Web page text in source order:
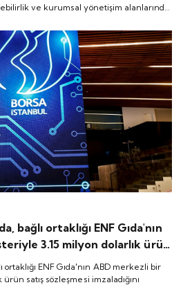
girdiğini belirtti.
ve kurumsal yönetişim alanlarında
bağlı ortaklığı ENF Gıda'nın
3.15 milyon dolarlık ürün
duyurdu.
ENF Gıda'nın ABD merkezli bir
satış sözleşmesi imzaladığını